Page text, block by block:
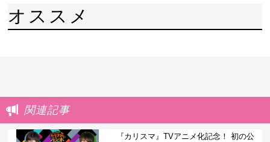
オススメ
関連記事
『カリスマ』TVアニメ化記念！ 初の公